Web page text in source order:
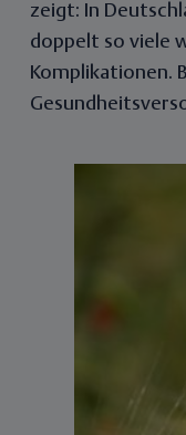
zeigt: In
doppelt so viele
Komplikationen.